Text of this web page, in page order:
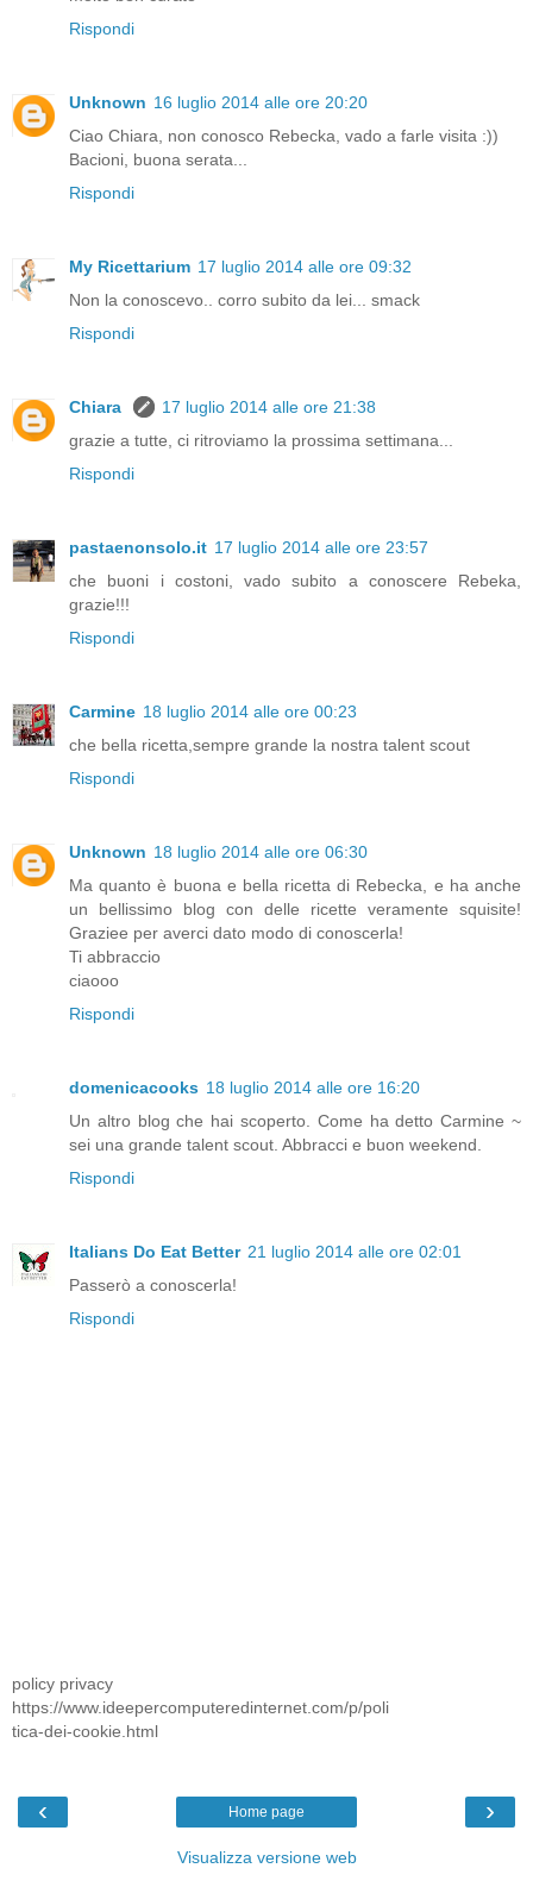
Rispondi
Unknown 16 luglio 2014 alle ore 20:20
Ciao Chiara, non conosco Rebecka, vado a farle visita :))
Bacioni, buona serata...
Rispondi
My Ricettarium 17 luglio 2014 alle ore 09:32
Non la conoscevo.. corro subito da lei... smack
Rispondi
Chiara
17 luglio 2014 alle ore 21:38
grazie a tutte, ci ritroviamo la prossima settimana...
Rispondi
pastaenonsolo.it 17 luglio 2014 alle ore 23:57
che buoni i costoni, vado subito a conoscere Rebeka,
grazie!!!
Rispondi
Carmine 18 luglio 2014 alle ore 00:23
che bella ricetta,sempre grande la nostra talent scout
Rispondi
Unknown 18 luglio 2014 alle ore 06:30
Ma quanto è buona e bella ricetta di Rebecka, e ha anche
un bellissimo blog con delle ricette veramente squisite!
Graziee per averci dato modo di conoscerla!
Ti abbraccio
ciaooo
Rispondi
domenicacooks 18 luglio 2014 alle ore 16:20
Un altro blog che hai scoperto. Come ha detto Carmine ~
sei una grande talent scout. Abbracci e buon weekend.
Rispondi
Italians Do Eat Better 21 luglio 2014 alle ore 02:01
Passerò a conoscerla!
Rispondi
policy privacy
https://www.ideepercomputeredinternet.com/p/poli
tica-dei-cookie.html
‹ ›
Home page
Visualizza versione web